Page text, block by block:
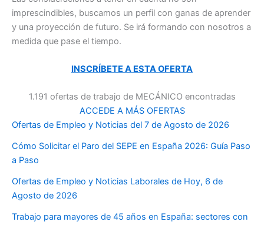
imprescindibles, buscamos un perfil con ganas de aprender
y una proyección de futuro. Se irá formando con nosotros a
medida que pase el tiempo.
INSCRÍBETE A ESTA OFERTA
1.191 ofertas de trabajo de MECÁNICO encontradas
ACCEDE A MÁS OFERTAS
Ofertas de Empleo y Noticias del 7 de Agosto de 2026
Cómo Solicitar el Paro del SEPE en España 2026: Guía Paso
a Paso
Ofertas de Empleo y Noticias Laborales de Hoy, 6 de
Agosto de 2026
Trabajo para mayores de 45 años en España: sectores con